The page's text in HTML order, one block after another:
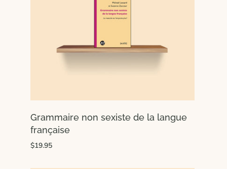
Grammaire non sexiste de la langue
française
$19.95